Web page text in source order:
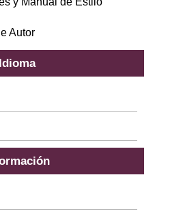
Autor
Idioma